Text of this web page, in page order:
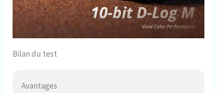
Bilan du test
Avantages